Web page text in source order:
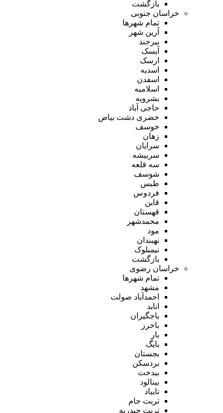
بازگشت
خراسان جنوبی
تمام شهر‌ها
آرین شهر
بیرجند
آیسک
ارسک
اسدیه
اسفدن
اسلامیه
بشرویه
حاجی آباد
خضری دشت بیاض
خوسف
زهان
سرایان
سربیشه
سه قلعه
شوسف
طبس
فردوس
قاین
قهستان
محمدشهر
مود
نهبندان
نیمبلوک
بازگشت
خراسان رضوی
تمام شهر‌ها
مشهد
احمدآباد صولت
انابد
باجگیران
باخرز
بار
بایگ
بجستان
بردسکن
بیدخت
بینالود
تایباد
تربت جام
تربت حیدریه